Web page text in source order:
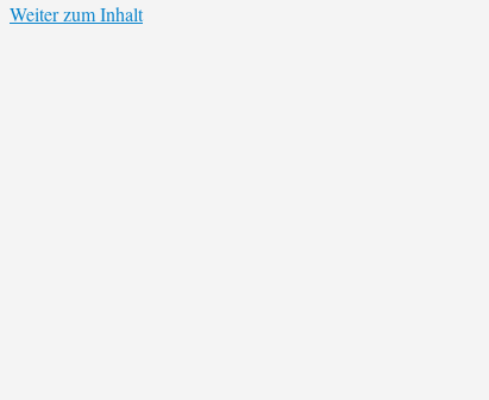
Weiter zum Inhalt